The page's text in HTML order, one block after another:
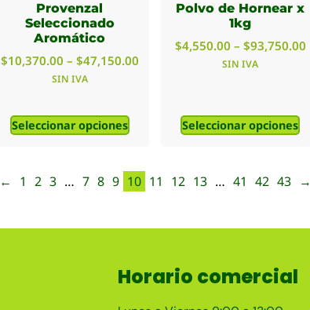
Provenzal
Seleccionado
Aromático
$10,370.00 – $47,150.00
SIN IVA
Seleccionar opciones
Polvo de Hornear x
1kg
$4,550.00 – $93,750.00
SIN IVA
Seleccionar opciones
← 1 2 3 … 7 8 9 10 11 12 13 … 41 42 43 →
Horario comercial